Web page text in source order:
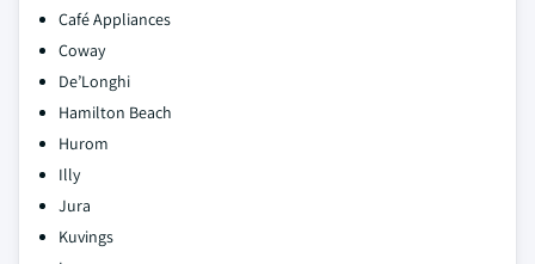
Café Appliances
Coway
De’Longhi
Hamilton Beach
Hurom
Illy
Jura
Kuvings